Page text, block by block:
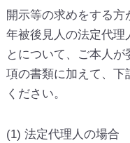
開示等の求めをする
年被後見人の法定代理
とについて、ご本人
項の書類に加えて、下
ください。
(1) 法定代理人の場合